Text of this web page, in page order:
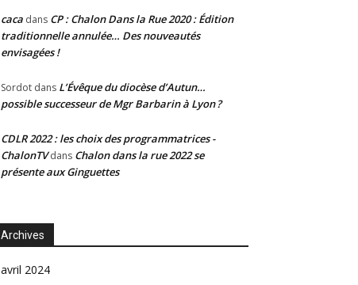
caca dans CP : Chalon Dans la Rue 2020 : Édition
traditionnelle annulée… Des nouveautés
envisagées !
Sordot dans L’Évêque du diocèse d’Autun…
possible successeur de Mgr Barbarin à Lyon ?
CDLR 2022 : les choix des programmatrices -
ChalonTVdans Chalon dans la rue 2022 se
présente aux Ginguettes
Archives
avril 2024